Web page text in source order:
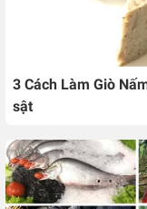
3 Cách Làm Giò
sật